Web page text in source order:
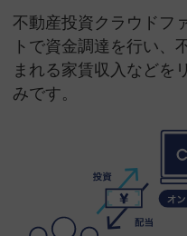
不動産投資クラウドフ
トで資金調達を行い、
まれる家賃収入などを
みです。